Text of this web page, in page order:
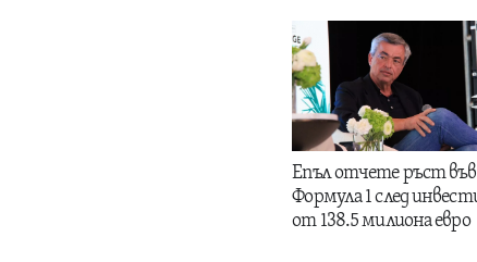
Епъл отчете ръст във
Формула 1 след
от 138.5 милиона евро